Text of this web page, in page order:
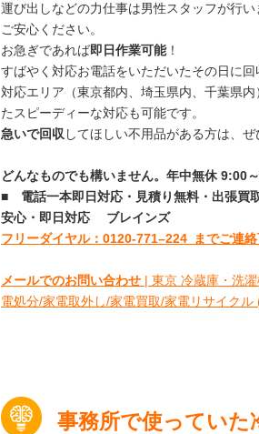
運び出しなどの力仕事は男性スタッフが行い
ご安心ください。
お急ぎであれば即日作業可能！
すばやく対応お電話をいただいたその日に回
対応エリア（東京都内、埼玉県内、千葉県
たスピーディーな対応も可能です。
急いで回収 してほしい不用品がある方は、ぜ
どんなものでも構いません。年中無休 9:00
■ 電話一本即日対応・見積り無料・出張買
安心・即日対応
ブレインズ
フリーダイヤル：0120-771–224 までご連絡
メールでのお問い合わせ | 東京 冷蔵庫・洗
電処分/家電取外し/家電買取/家電リサイク
事務所で使っていた